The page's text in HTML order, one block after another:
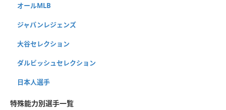
オールMLB
ジャパンレジェンズ
大谷セレクション
ダルビッシュセレクション
日本人選手
特殊能力別選手一覧